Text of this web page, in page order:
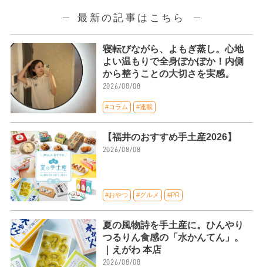
最新の記事はこちら
寝転びながら、よもぎ蒸し。心地
よい温もりで全身ぽかぽか！内側
から整うことの大切さを実感。
2026/08/08
#コラム #連載
【福井のおすすめ手土産2026】
2026/08/08
#おやつ #グルメ #PR
夏の風物詩を手土産に。ひんやり
つるりん食感の「水かんてん」。
｜えがわ 本店
2026/08/08